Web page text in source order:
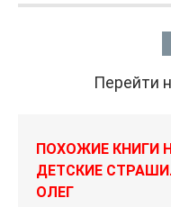
Перейти
ПОХОЖИЕ КНИГИ
ДЕТСКИЕ
ОЛЕГ